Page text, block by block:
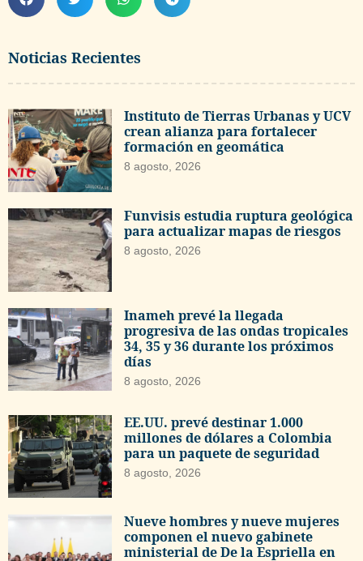
Noticias Recientes
Instituto de Tierras Urbanas y UCV
crean alianza para fortalecer
formación en geomática
8 agosto, 2026
Funvisis estudia ruptura geológica
para actualizar mapas de riesgos
8 agosto, 2026
Inameh prevé la llegada
progresiva de las ondas tropicales
34, 35 y 36 durante los próximos
días
8 agosto, 2026
EE.UU. prevé destinar 1.000
millones de dólares a Colombia
para un paquete de seguridad
8 agosto, 2026
Nueve hombres y nueve mujeres
componen el nuevo gabinete
ministerial de De la Espriella en